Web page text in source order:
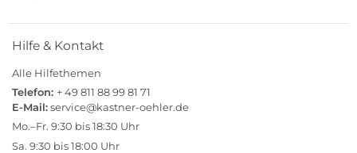
Hilfe & Kontakt
Alle Hilfethemen
Telefon: + 49 811 88 99 81 71
E-Mail:service@kastner-oehler.de
Mo.–Fr. 9:30 bis 18:30 Uhr
Sa. 9:30 bis 18:00 Uhr